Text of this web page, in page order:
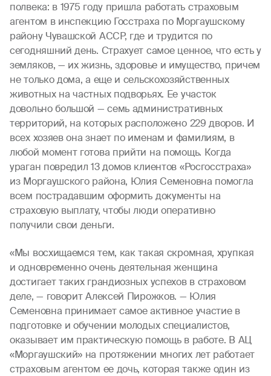
полвека: в 1975 году пришла работать страховым
агентом в инспекцию Госстраха по Моргаушскому
району Чувашской АССР, где и трудится по
сегодняшний день. Страхует самое ценное, что есть у
земляков, — их жизнь, здоровье и имущество, причем
не только дома, а еще и сельскохозяйственных
животных на частных подворьях. Ее участок
довольно большой — семь административных
территорий, на которых расположено 229 дворов. И
всех хозяев она знает по именам и фамилиям, в
любой момент готова прийти на помощь. Когда
ураган повредил 13 домов клиентов «Росгосстраха»
из Моргаушского района, Юлия Семеновна помогла
всем пострадавшим оформить документы на
страховую выплату, чтобы люди оперативно
получили свои деньги.
«Мы восхищаемся тем, как такая скромная, хрупкая
и одновременно очень деятельная женщина
достигает таких грандиозных успехов в страховом
деле, — говорит Алексей Пирожков. — Юлия
Семеновна принимает самое активное участие в
подготовке и обучении молодых специалистов,
оказывает им практическую помощь в работе. В АЦ
«Моргаушский» на протяжении многих лет работает
страховым агентом ее дочь, которая также один из